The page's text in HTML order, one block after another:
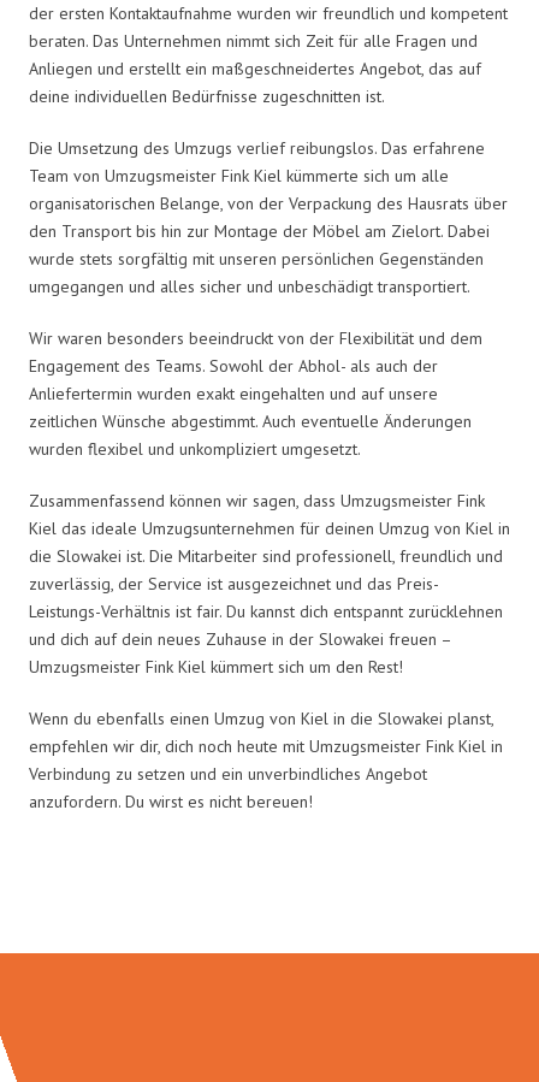
der ersten Kontaktaufnahme wurden wir freundlich und kompetent
beraten. Das Unternehmen nimmt sich Zeit für alle Fragen und
Anliegen und erstellt ein maßgeschneidertes Angebot, das auf
deine individuellen Bedürfnisse zugeschnitten ist.
Die Umsetzung des Umzugs verlief reibungslos. Das erfahrene
Team von Umzugsmeister Fink Kiel kümmerte sich um alle
organisatorischen Belange, von der Verpackung des Hausrats über
den Transport bis hin zur Montage der Möbel am Zielort. Dabei
wurde stets sorgfältig mit unseren persönlichen Gegenständen
umgegangen und alles sicher und unbeschädigt transportiert.
Wir waren besonders beeindruckt von der Flexibilität und dem
Engagement des Teams. Sowohl der Abhol- als auch der
Anliefertermin wurden exakt eingehalten und auf unsere
zeitlichen Wünsche abgestimmt. Auch eventuelle Änderungen
wurden flexibel und unkompliziert umgesetzt.
Zusammenfassend können wir sagen, dass Umzugsmeister Fink
Kiel das ideale Umzugsunternehmen für deinen Umzug von Kiel in
die Slowakei ist. Die Mitarbeiter sind professionell, freundlich und
zuverlässig, der Service ist ausgezeichnet und das Preis-
Leistungs-Verhältnis ist fair. Du kannst dich entspannt zurücklehnen
und dich auf dein neues Zuhause in der Slowakei freuen –
Umzugsmeister Fink Kiel kümmert sich um den Rest!
Wenn du ebenfalls einen Umzug von Kiel in die Slowakei planst,
empfehlen wir dir, dich noch heute mit Umzugsmeister Fink Kiel in
Verbindung zu setzen und ein unverbindliches Angebot
anzufordern. Du wirst es nicht bereuen!